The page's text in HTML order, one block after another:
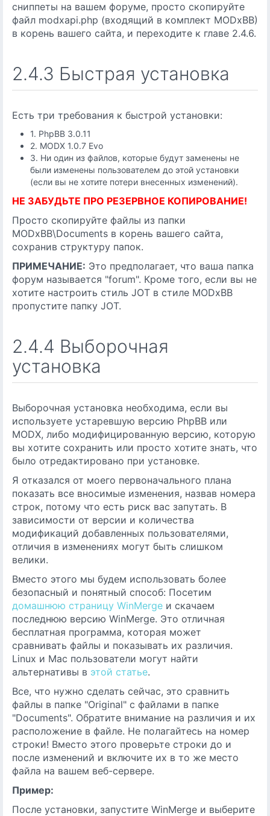
сниппеты на вашем форуме, просто скопируйте
файл modxapi.php (входящий в комплект MODxBB)
в корень вашего сайта, и переходите к главе 2.4.6.
2.4.3 Быстрая установка
Есть три требования к быстрой установки:
1. PhpBB 3.0.11
2. MODX 1.0.7 Evo
3. Ни один из файлов, которые будут заменены не
были изменены пользователем до этой установки
(если вы не хотите потери внесенных изменений).
НЕ ЗАБУДЬТЕ ПРО РЕЗЕРВНОЕ КОПИРОВАНИЕ!
Просто скопируйте файлы из папки
MODxBB\Documents в корень вашего сайта,
сохранив структуру папок.
ПРИМЕЧАНИЕ: Это предполагает, что ваша папка
форум называется "forum". Кроме того, если вы не
хотите настроить стиль JOT в стиле MODxBB
пропустите папку JOT.
2.4.4 Выборочная
установка
Выборочная установка необходима, если вы
используете устаревшую версию PhpBB или
MODX, либо модифицированную версию, которую
вы хотите сохранить или просто хотите знать, что
было отредактировано при установке.
Я отказался от моего первоначального плана
показать все вносимые изменения, назвав номера
строк, потому что есть риск вас запутать. В
зависимости от версии и количества
модификаций добавленных пользователями,
отличия в изменениях могут быть слишком
велики.
Вместо этого мы будем использовать более
безопасный и понятный способ: Посетим
домашнюю страницу WinMerge и скачаем
последнюю версию WinMerge. Это отличная
бесплатная программа, которая может
сравнивать файлы и показывать их различия.
Linux и Mac пользователи могут найти
альтернативы в этой статье.
Все, что нужно сделать сейчас, это сравнить
файлы в папке "Original" с файлами в папке
"Documents". Обратите внимание на различия и их
расположение в файле. Не полагайтесь на номер
строки! Вместо этого проверьте строки до и
после изменений и включите их в то же место
файла на вашем веб-сервере.
Пример:
После установки, запустите WinMerge и выберите